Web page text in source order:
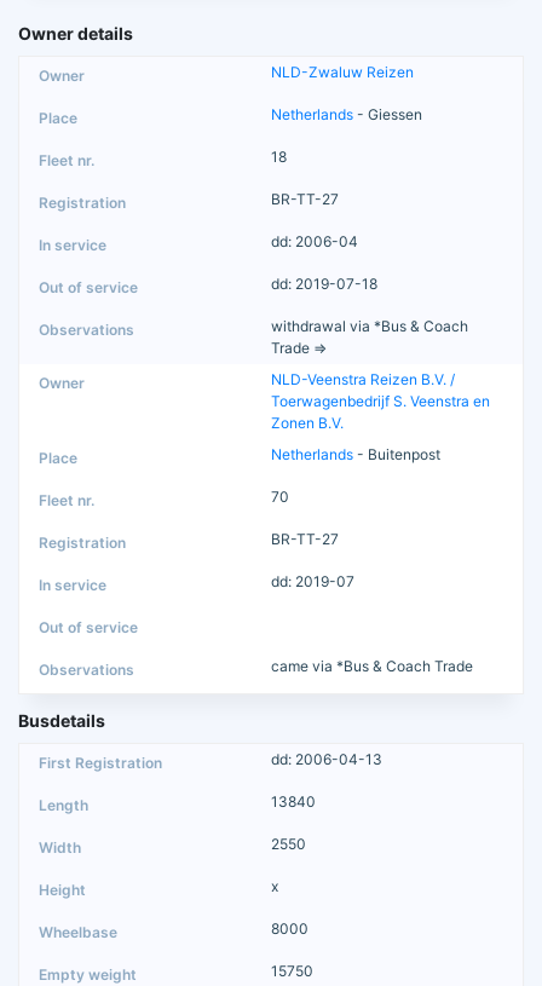
Owner details
NLD-Zwaluw Reizen
Netherlands - Giessen
18
BR-TT-27
dd: 2006-04
dd: 2019-07-18
withdrawal via *Bus & Coach
Trade =>
NLD-Veenstra Reizen B.V. /
Toerwagenbedrijf S. Veenstra en
Zonen B.V.
Netherlands - Buitenpost
70
BR-TT-27
dd: 2019-07
came via *Bus & Coach Trade
Busdetails
dd: 2006-04-13
13840
2550
x
8000
15750